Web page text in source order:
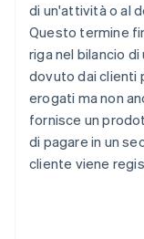
di un'attività o al
Questo termine
riga nel bilancio
dovuto dai clienti
erogati ma non
fornisce un
di pagare in un
cliente viene